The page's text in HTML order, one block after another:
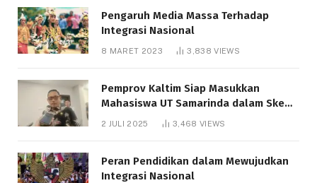
Pengaruh Media Massa Terhadap
Integrasi Nasional
8 MARET 2023 3,838VIEWS
Pemprov Kaltim Siap Masukkan
Mahasiswa UT Samarinda dalam Skema
Bantuan Pendidikan Gratispol
2 JULI 2025 3,468 VIEWS
Peran Pendidikan dalam Mewujudkan
Integrasi Nasional